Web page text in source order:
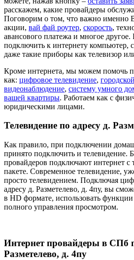
расскажем, какие провайдеры
Поговорим о том, что важно именно
акции, вай фай роутер, скорость,
авансового платежа и многое
подключить к интернету компьютер,
даже такие приборы как телевизор
Кроме интернета, мы можем помочь
как: цифровое телевидение,
видеонаблюдение, систему умного
вашей квартиры. Работаем как с
юридическими лицами.
Телевидение по адресу д.
Как правило, при подключении
принято подключить и телевидение.
провайдеров подключают интернет с
пакете. Современное телевидение,
просто телевидением. Подключая
адресу д. Разметелево, д. 4пу, вы
в HD формате, использовать
полного управления просмотром.
Интернет провайдеры в СПб
Разметелево, д. 4пу